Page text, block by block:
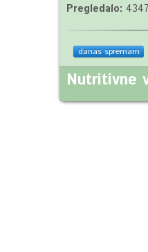
Pregledalo:
danas spremam
Nutritivne